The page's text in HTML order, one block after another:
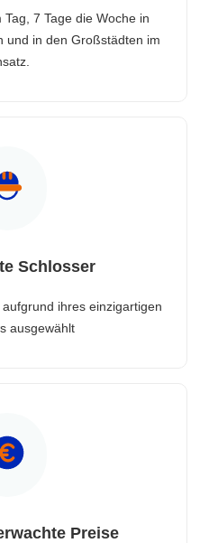
7 Tage die Woche in
und in den Großstädten im
Schlosser
ihres einzigartigen
ausgewählt
Preise